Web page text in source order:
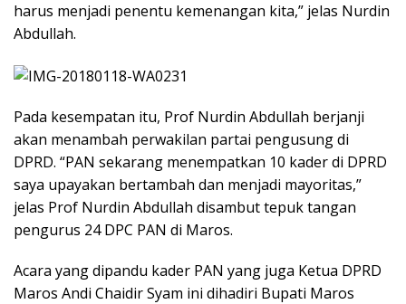
harus menjadi penentu kemenangan kita,” jelas Nurdin
Abdullah.
Pada kesempatan itu, Prof Nurdin Abdullah berjanji
akan menambah perwakilan partai pengusung di
DPRD. “PAN sekarang menempatkan 10 kader di DPRD
saya upayakan bertambah dan menjadi mayoritas,”
jelas Prof Nurdin Abdullah disambut tepuk tangan
pengurus 24 DPC PAN di Maros.
Acara yang dipandu kader PAN yang juga Ketua DPRD
Maros Andi Chaidir Syam ini dihadiri Bupati Maros